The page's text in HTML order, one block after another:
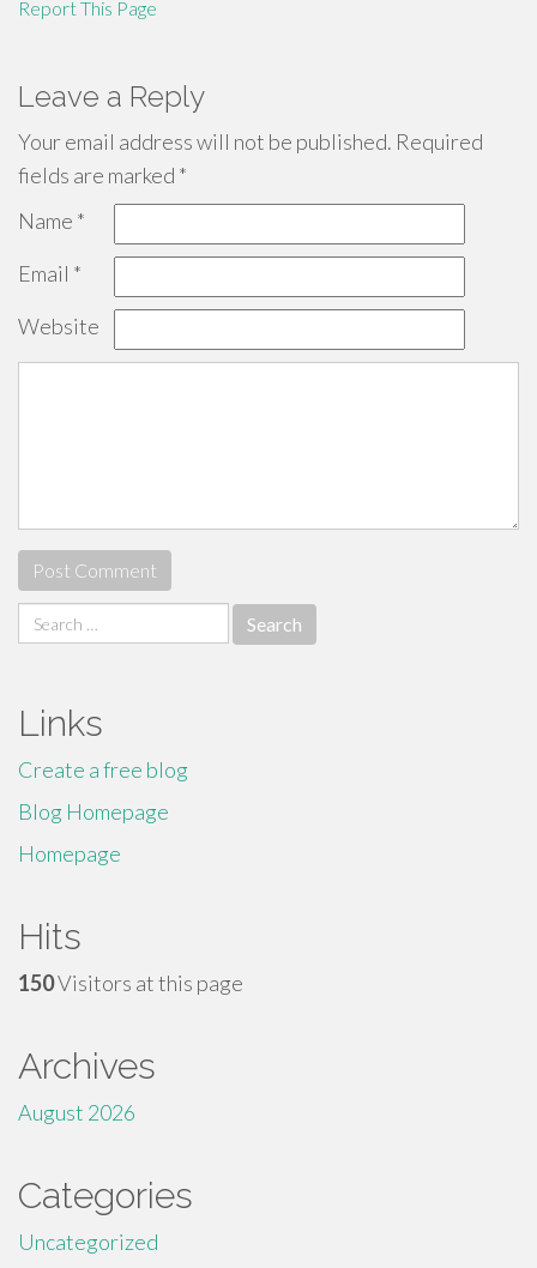
Report This Page
Leave a Reply
Your email address will not be published. Required
fields are marked *
Name *
Email *
Website
Search
for:
Links
Create a free blog
Blog Homepage
Homepage
Hits
150Visitors at this page
Archives
August 2026
Categories
Uncategorized